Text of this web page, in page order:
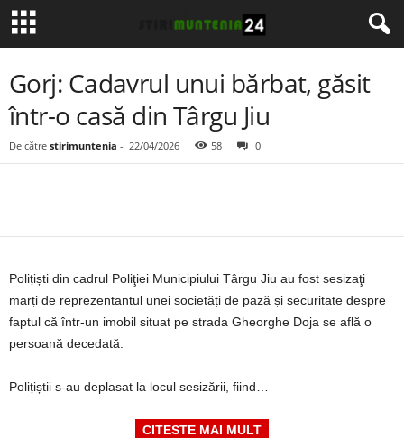
Gorj: Cadavrul unui bărbat, găsit
într-o casă din Târgu Jiu
De către stirimuntenia - 22/04/2026 58 0
Polițiști din cadrul Poliţiei Municipiului Târgu Jiu au fost sesizaţi
marți de reprezentantul unei societăți de pază și securitate despre
faptul că într-un imobil situat pe strada Gheorghe Doja se află o
persoană decedată.
Polițiștii s-au deplasat la locul sesizării, fiind…
CITESTE MAI MULT